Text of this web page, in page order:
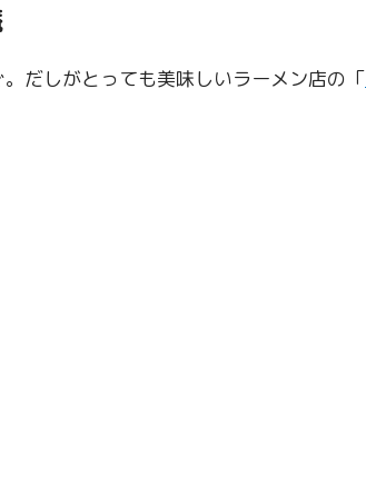
だしがとっても美味しいラーメン店の「